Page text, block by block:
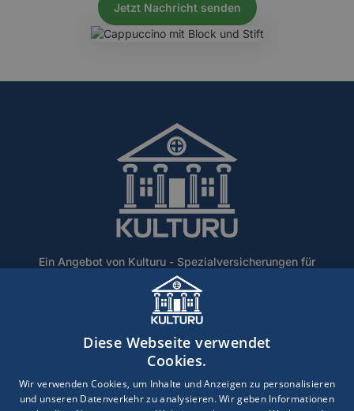
Ein Angebot von Kulturu - Spezialversicherungen für
Denkmalschutz und historische Gebäude.
Über UnsBlogLexikon
ErstinformationHaftungsausschlussImpressum
Datenschutz
Copyright © 2026 · Ein Service der DEVK Gebietsdirektion
Diese Webseite verwendet
Cookies.
Wir verwenden Cookies, um Inhalte und Anzeigen zu personalisieren
und unseren Datenverkehr zu analysieren. Wir geben Informationen